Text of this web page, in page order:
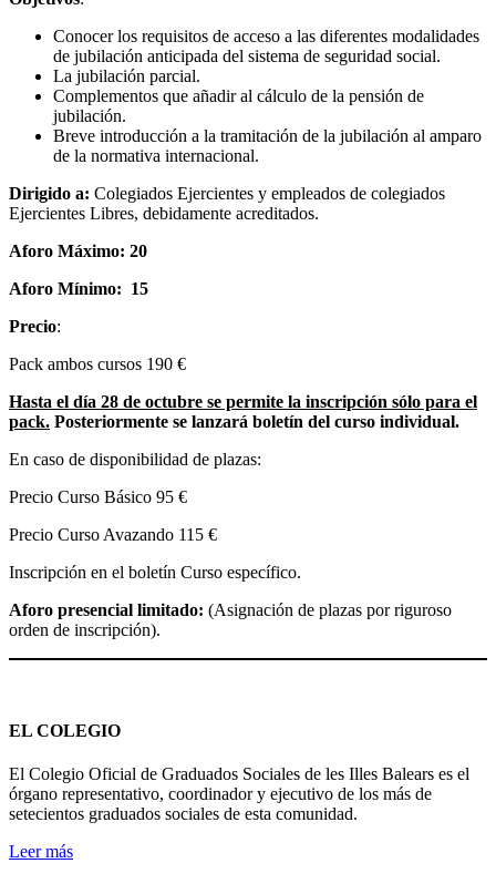
Conocer los requisitos de acceso a las diferentes modalidades
de jubilación anticipada del sistema de seguridad social.
La jubilación parcial.
Complementos que añadir al cálculo de la pensión de
jubilación.
Breve introducción a la tramitación de la jubilación al amparo
de la normativa internacional.
Dirigido a: Colegiados Ejercientes y empleados de colegiados
Ejercientes Libres, debidamente acreditados.
Aforo Máximo: 20
Aforo Mínimo: 15
Precio:
Pack ambos cursos 190 €
Hasta el día 28 de octubre se permite la inscripción sólo para el
pack. Posteriormente se lanzará boletín del curso individual.
En caso de disponibilidad de plazas:
Precio Curso Básico 95 €
Precio Curso Avazando 115 €
Inscripción en el boletín Curso específico.
Aforo presencial limitado: (Asignación de plazas por riguroso
orden de inscripción).
EL COLEGIO
El Colegio Oficial de Graduados Sociales de les Illes Balears es el
órgano representativo, coordinador y ejecutivo de los más de
setecientos graduados sociales de esta comunidad.
Leer más